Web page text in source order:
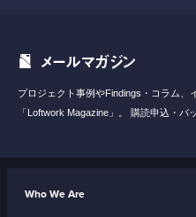
メールマガジン
プロジェクト事例やFindings・コラム、
「Loftwork Magazine」。
購読申込・バ
Who We Are